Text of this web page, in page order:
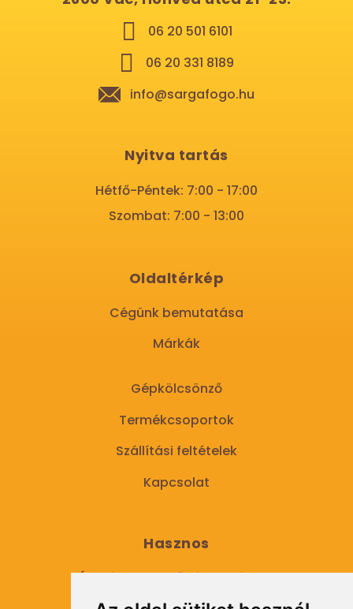
06 20 501 6101
06 20 331 8189
info@sargafogo.hu
Nyitva tartás
Hétfő-Péntek: 7:00 - 17:00
Szombat: 7:00 - 13:00
Oldaltérkép
Cégünk bemutatása
Márkák
Gépkölcsönző
Termékcsoportok
Szállítási feltételek
Kapcsolat
Hasznos
Általános Szerződési Feltételek